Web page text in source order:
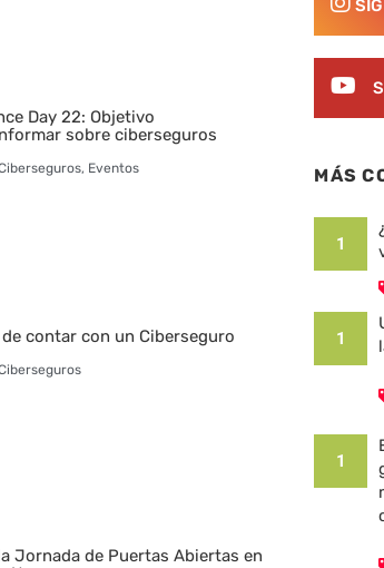
Day 22: Objetivo
sobre ciberseguros
, Eventos
contar con un Ciberseguro
Jornada de Puertas Abiertas en
MÁS
1
1
1